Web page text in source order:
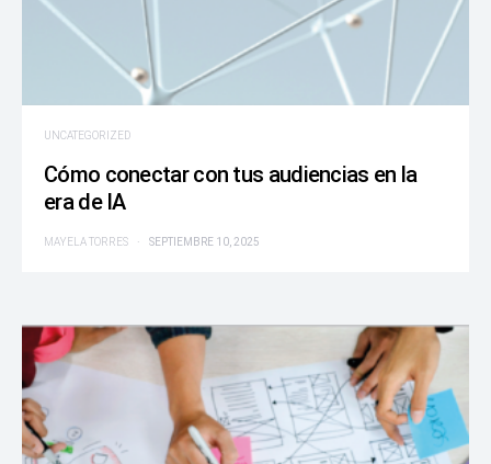
UNCATEGORIZED
Cómo conectar con tus audiencias en la
era de IA
MAYELA TORRES SEPTIEMBRE 10, 2025